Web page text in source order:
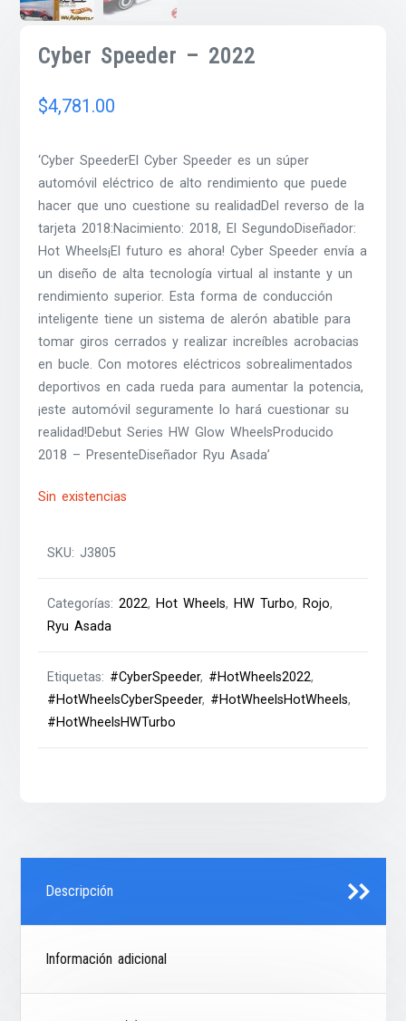
Cyber Speeder – 2022
$4,781.00
‘Cyber SpeederEl Cyber Speeder es un súper
automóvil eléctrico de alto rendimiento que puede
hacer que uno cuestione su realidadDel reverso de la
tarjeta 2018:Nacimiento: 2018, El SegundoDiseñador:
Hot Wheels¡El futuro es ahora! Cyber Speeder envía a
un diseño de alta tecnología virtual al instante y un
rendimiento superior. Esta forma de conducción
inteligente tiene un sistema de alerón abatible para
tomar giros cerrados y realizar increíbles acrobacias
en bucle. Con motores eléctricos sobrealimentados
deportivos en cada rueda para aumentar la potencia,
¡este automóvil seguramente lo hará cuestionar su
realidad!Debut Series HW Glow WheelsProducido
2018 – PresenteDiseñador Ryu Asada’
Sin existencias
SKU:J3805
Categorías:2022, Hot Wheels, HW Turbo, Rojo,
Ryu Asada
Etiquetas: #CyberSpeeder, #HotWheels2022,
#HotWheelsCyberSpeeder, #HotWheelsHotWheels,
#HotWheelsHWTurbo
Descripción
Información adicional